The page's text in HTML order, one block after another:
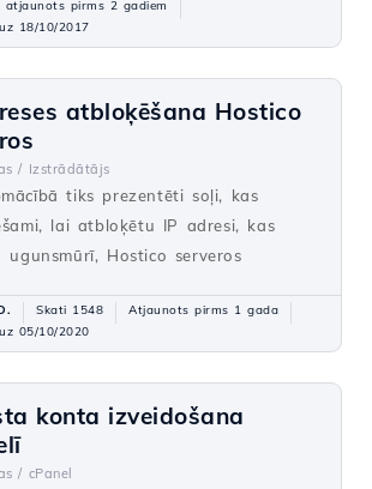
atjaunots pirms 2 gadiem
18/10/2017
atbloķēšana Hostico
/ Izstrādātājs
tiks prezentēti soļi, kas
lai atbloķētu IP adresi, kas
ugunsmūrī, Hostico serveros
Skati 1548
Atjaunots pirms 1 gada
05/10/2020
konta izveidošana
/ cPanel